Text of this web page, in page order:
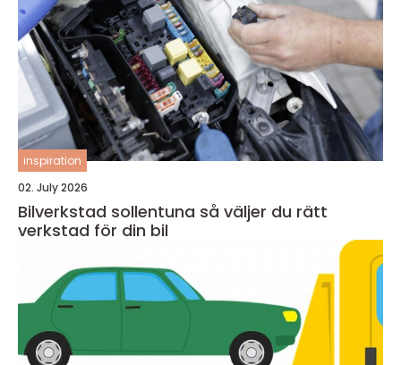
inspiration
02. July 2026
Bilverkstad sollentuna så väljer du rätt
verkstad för din bil